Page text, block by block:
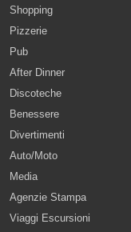
Shopping
Pizzerie
Pub
After Dinner
Discoteche
Benessere
Divertimenti
Auto/Moto
Media
Agenzie Stampa
Viaggi Escursioni